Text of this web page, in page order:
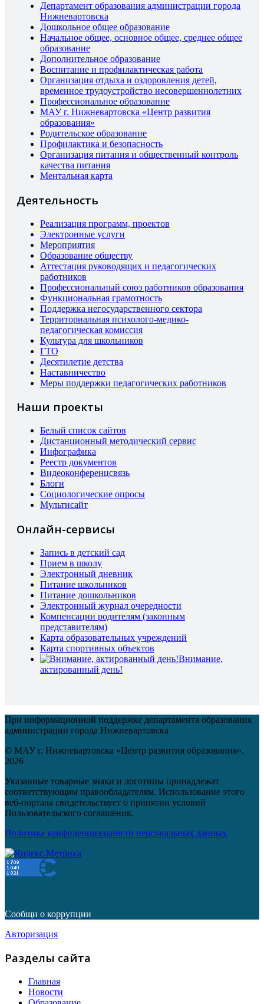
Департамент образования администрации города
Нижневартовска
Дошкольное общее образование
Начальное общее, основное общее, среднее общее
образование
Дополнительное образование
Воспитание и профилактическая работа
Организация отдыха и оздоровления детей,
временное трудоустройство несовершеннолетних
Профессиональное образование
МАУ г. Нижневартовска «Центр развития
образования»
Родительское образование
Профилактика и безопасность
Организация питания и общественный контроль
качества питания
Ментальная карта
Деятельность
Реализация программ, проектов
Электронные услуги
Мероприятия
Образование обществу
Аттестация руководящих и педагогических
работников
Профессиональный союз работников образования
Функциональная грамотность
Поддержка негосударственного сектора
Территориальная психолого-медико-
педагогическая комиссия
Культура для школьников
ГТО
Десятилетие детства
Наставничество
Меры поддержки педагогических работников
Наши проекты
Белый список сайтов
Дистанционный методический сервис
Инфографика
Реестр документов
Видеоконференцсвязь
Блоги
Социологические опросы
Мультисайт
Онлайн-сервисы
Запись в детский сад
Прием в школу
Электронный дневник
Питание школьников
Питание дошкольников
Электронный журнал очередности
Компенсации родителям (законным
представителям)
Карта образовательных учреждений
Карта спортивных объектов
Внимание,
актированный день!
При информационной поддержке департамента образования
администрации города Нижневартовска
© МАУ г. Нижневартовска «Центр развития образования»,
2026
Указанные товарные знаки и логотипы принадлежат
соответствующим правообладателям. Использование этого
веб-портала свидетельствует о принятии условий
Пользовательского соглашения.
Политика конфиденциальности персональных данных
Сообщи о коррупции
Авторизация
Разделы сайта
Главная
Новости